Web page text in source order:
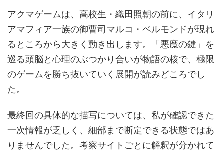
アクマゲームは、高校生・織田照朝の前に、イタリ
アマフィア一族の御曹司マルコ・ベルモンドが現れ
るところから大きく動き出します。「悪魔の鍵」を
巡る頭脳と心理のぶつかり合いが物語の核で、極限
のゲームを勝ち抜いていく展開が読みどころでし
た。
最終回の具体的な描写については、私が確認できた
一次情報が乏しく、細部まで断定できる状態ではあ
りませんでした。考察サイトごとに解釈が分かれて